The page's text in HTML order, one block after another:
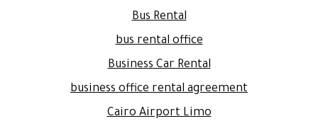
Bus Rental
bus rental office
Business Car Rental
business office rental agreement
Cairo Airport Limo